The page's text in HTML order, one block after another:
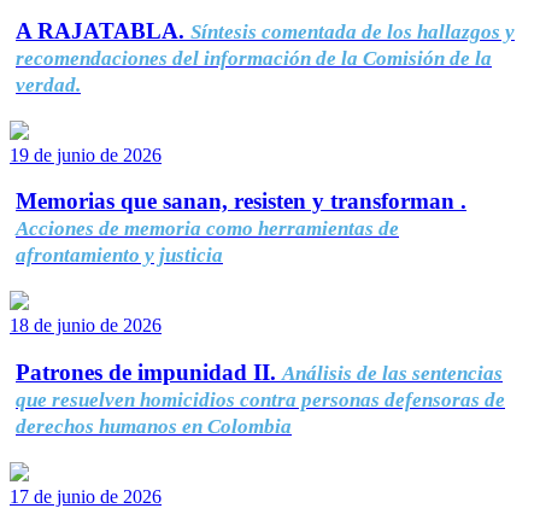
A RAJATABLA. Síntesis comentada de los hallazgos y
recomendaciones del información de la Comisión de la
verdad.
19 de junio de 2026
Memorias que sanan, resisten y transforman .
Acciones de memoria como herramientas de
afrontamiento y justicia
18 de junio de 2026
Patrones de impunidad II. Análisis de las sentencias
que resuelven homicidios contra personas defensoras de
derechos humanos en Colombia
17 de junio de 2026